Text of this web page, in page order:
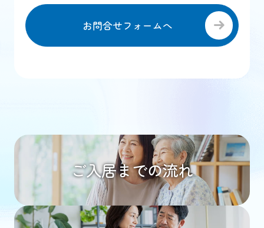
お問合せフォームへ
ご入居までの流れ